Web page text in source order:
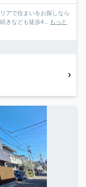
アで住まいをお探しなら
きなども徒歩4... もっと